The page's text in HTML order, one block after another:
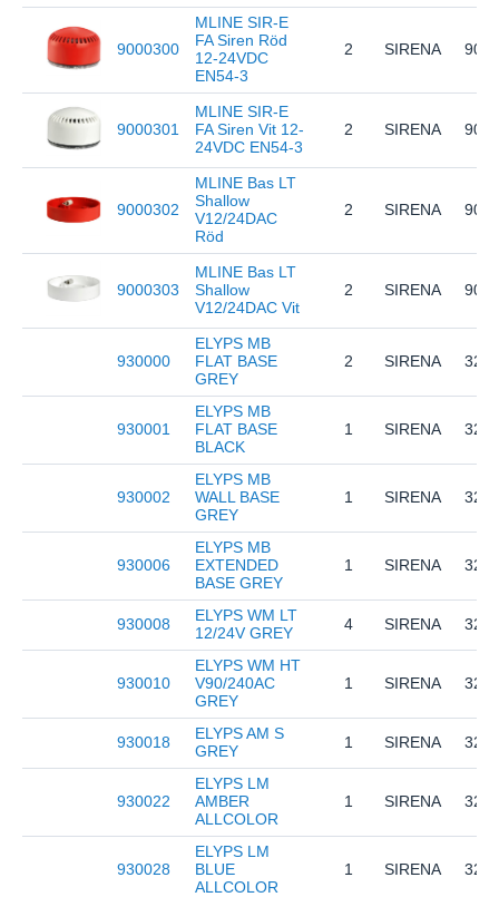
9000300
MLINE SIR-E
FA Siren Röd
12-24VDC
EN54-3
2 SIRENA
9000301
MLINE SIR-E
FA Siren Vit 12-
24VDC EN54-3
2 SIRENA
9000302
MLINE Bas LT
Shallow
V12/24DAC
Röd
2 SIRENA
9000303
MLINE Bas LT
Shallow
V12/24DAC Vit
2 SIRENA
930000
ELYPS MB
FLAT BASE
GREY
2 SIRENA
930001
ELYPS MB
FLAT BASE
BLACK
1 SIRENA
930002
ELYPS MB
WALL BASE
GREY
1 SIRENA
930006
ELYPS MB
EXTENDED
BASE GREY
1 SIRENA
930008
ELYPS WM LT
12/24V GREY
4 SIRENA
930010
ELYPS WM HT
V90/240AC
GREY
1 SIRENA
930018
ELYPS AM S
GREY
1 SIRENA
930022
ELYPS LM
AMBER
ALLCOLOR
1 SIRENA
930028
ELYPS LM
BLUE
ALLCOLOR
1 SIRENA